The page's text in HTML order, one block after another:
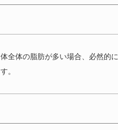
体全体の脂肪が多い場合、必然的に
す。